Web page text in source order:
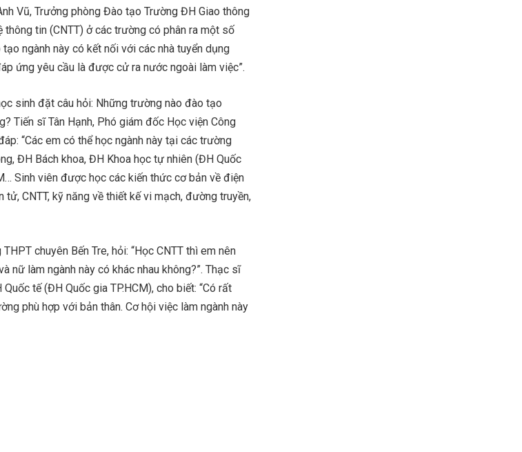
Vũ, Trưởng phòng Đào tạo Trường ĐH Giao thông
thông tin (CNTT) ở các trường có phân ra một số
ngành này có kết nối với các nhà tuyển dụng
ứng yêu cầu là được cử ra nước ngoài làm việc”.
sinh đặt câu hỏi: Những trường nào đào tạo
Tiến sĩ Tân Hạnh, Phó giám đốc Học viện Công
“Các em có thể học ngành này tại các trường
ĐH Bách khoa, ĐH Khoa học tự nhiên (ĐH Quốc
Sinh viên được học các kiến thức cơ bản về điện
CNTT, kỹ năng về thiết kế vi mạch, đường truyền,
chuyên Bến Tre, hỏi: “Học CNTT thì em nên
nữ làm ngành này có khác nhau không?”. Thạc sĩ
tế (ĐH Quốc gia TP.HCM), cho biết: “Có rất
phù hợp với bản thân. Cơ hội việc làm ngành này